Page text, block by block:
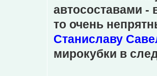
автосоставами -
то очень
Станиславу
мирокубки в